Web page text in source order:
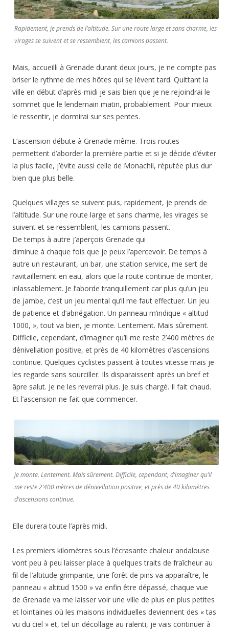
Rapidement, je prends de l’altitude. Sur une route large et sans charme, les
virages se suivent et se ressemblent, les camions passent.
Mais, accueilli à Grenade durant deux jours, je ne compte pas
briser le rythme de mes hôtes qui se lèvent tard. Quittant la
ville en début d’après-midi je sais bien que je ne rejoindrai le
sommet que le lendemain matin, probablement. Pour mieux
le ressentir, je dormirai sur ses pentes.
L’ascension débute à Grenade même. Trois routes
permettent d’aborder la première partie et si je décide d’éviter
la plus facile, j’évite aussi celle de Monachil, réputée plus dur
bien que plus belle.
Quelques villages se suivent puis, rapidement, je prends de
l’altitude. Sur une route large et sans charme, les virages se
suivent et se ressemblent, les camions passent.
De temps à autre j’aperçois Grenade qui
diminue à chaque fois que je peux l’apercevoir. De temps à
autre un restaurant, un bar, une station service, me sert de
ravitaillement en eau, alors que la route continue de monter,
inlassablement. Je l’aborde tranquillement car plus qu’un jeu
de jambe, c’est un jeu mental qu’il me faut effectuer. Un jeu
de patience et d’abnégation. Un panneau m’indique « altitud
1000, », tout va bien, je monte. Lentement. Mais sûrement.
Difficile, cependant, d’imaginer qu’il me reste 2’400 mètres de
dénivellation positive, et près de 40 kilomètres d’ascensions
continue. Quelques cyclistes passent à toutes vitesse mais je
les regarde sans sourciller. Ils disparaissent après un bref et
âpre salut. Je ne les reverrai plus. Je suis chargé. Il fait chaud.
Et l’ascension ne fait que commencer.
je monte. Lentement. Mais sûrement. Difficile, cependant, d’imaginer qu’il
me reste 2’400 mètres de dénivellation positive, et près de 40 kilomètres
d’ascensions continue.
Elle durera toute l’après midi.
Les premiers kilomètres sous l’écrasante chaleur andalouse
vont peu à peu laisser place à quelques traits de fraîcheur au
fil de l’altitude grimpante, une forêt de pins va apparaître, le
panneau « altitud 1500 » va enfin être dépassé, chaque vue
de Grenade va me laisser voir une ville de plus en plus petites
et lointaines où les maisons individuelles deviennent des « tas
vu du ciel » et, tel un décollage au ralenti, je vais continuer à